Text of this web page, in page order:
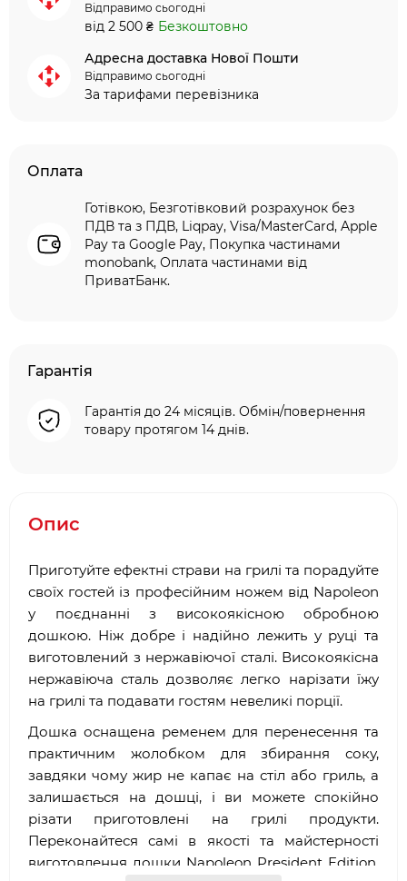
Відправимо сьогодні
від 2 500 ₴ Безкоштовно
Адресна доставка Нової Пошти
Відправимо сьогодні
За тарифами перевізника
Оплата
Готівкою, Безготівковий розрахунок без
ПДВ та з ПДВ, Liqpay, Visa/MasterCard, Apple
Pay та Google Pay, Покупка частинами
monobank, Оплата частинами від
ПриватБанк.
Гарантія
Гарантія до 24 місяців. Обмін/повернення
товару протягом 14 днів.
Опис
Приготуйте ефектні страви на грилі та порадуйте
своїх гостей із професійним ножем від Napoleon
у поєднанні з високоякісною обробною
дошкою. Ніж добре і надійно лежить у руці та
виготовлений з нержавіючої сталі. Високоякісна
нержавіюча сталь дозволяє легко нарізати їжу
на грилі та подавати гостям невеликі порції.
Дошка оснащена ременем для перенесення та
практичним жолобком для збирання соку,
завдяки чому жир не капає на стіл або гриль, а
залишається на дошці, і ви можете спокійно
різати приготовлені на грилі продукти.
Переконайтеся самі в якості та майстерності
виготовлення дошки Napoleon President Edition,